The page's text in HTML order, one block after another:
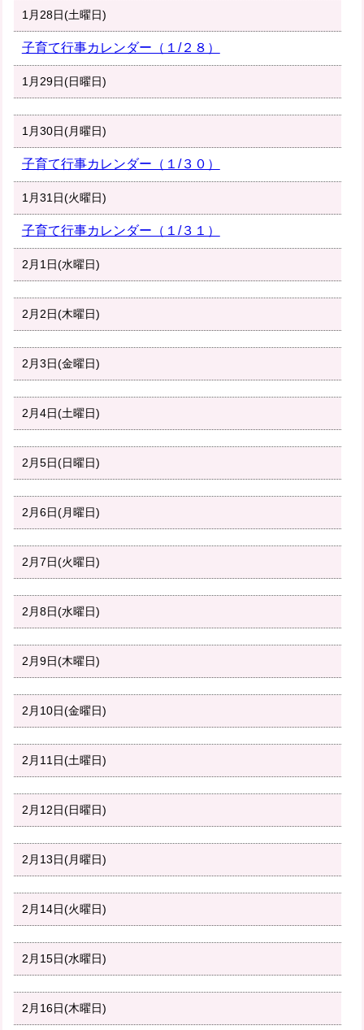
1月28日(土曜日)
子育て行事カレンダー（１/２８）
1月29日(日曜日)
1月30日(月曜日)
子育て行事カレンダー（１/３０）
1月31日(火曜日)
子育て行事カレンダー（１/３１）
2月1日(水曜日)
2月2日(木曜日)
2月3日(金曜日)
2月4日(土曜日)
2月5日(日曜日)
2月6日(月曜日)
2月7日(火曜日)
2月8日(水曜日)
2月9日(木曜日)
2月10日(金曜日)
2月11日(土曜日)
2月12日(日曜日)
2月13日(月曜日)
2月14日(火曜日)
2月15日(水曜日)
2月16日(木曜日)